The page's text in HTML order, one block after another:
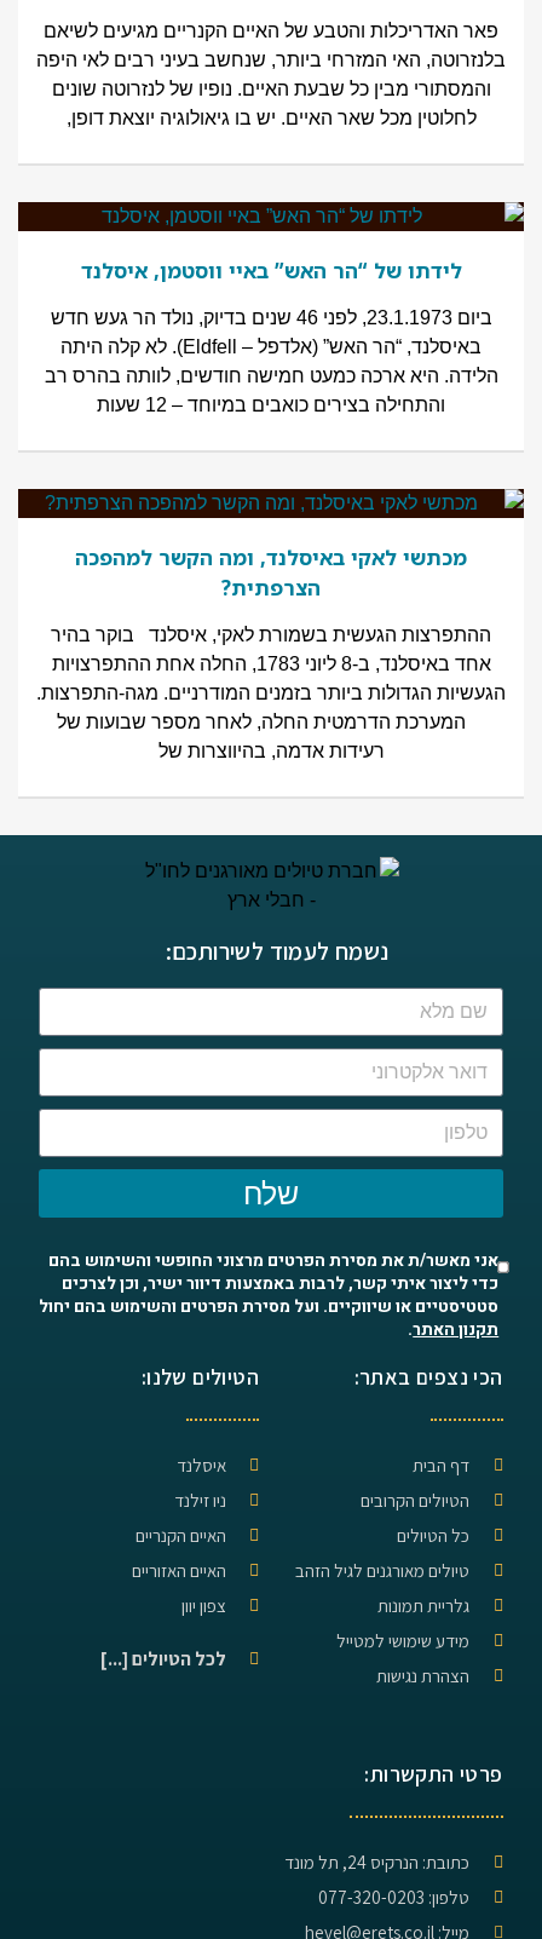
פאר האדריכלות והטבע של האיים הקנריים מגיעים לשיאם
בלנזרוטה, האי המזרחי ביותר, שנחשב בעיני רבים לאי היפה
והמסתורי מבין כל שבעת האיים. נופיו של לנזרוטה שונים
לחלוטין מכל שאר האיים. יש בו גיאולוגיה יוצאת דופן,
לידתו של “הר האש” באיי ווסטמן, איסלנד
ביום 23.1.1973, לפני 46 שנים בדיוק, נולד הר געש חדש
באיסלנד, “הר האש” (אלדפל – Eldfell). לא קלה היתה
הלידה. היא ארכה כמעט חמישה חודשים, לוותה בהרס רב
והתחילה בצירים כואבים במיוחד – 12 שעות
מכתשי לאקי באיסלנד, ומה הקשר למהפכה
הצרפתית?
ההתפרצות הגעשית בשמורת לאקי, איסלנד בוקר בהיר
אחד באיסלנד, ב-8 ליוני 1783, החלה אחת ההתפרצויות
הגעשיות הגדולות ביותר בזמנים המודרניים. מגה-התפרצות.
המערכת הדרמטית החלה, לאחר מספר שבועות של
רעידות אדמה, בהיווצרות של
נשמח לעמוד לשירותכם:
שלח
אני מאשר/ת את מסירת הפרטים מרצוני החופשי והשימוש בהם
כדי ליצור איתי קשר, לרבות באמצעות דיוור ישיר, וכן לצרכים
סטטיסטיים או שיווקיים. ועל מסירת הפרטים והשימוש בהם יחול
תקנון האתר.
הכי נצפים באתר:
דף הבית
הטיולים הקרובים
כל הטיולים
טיולים מאורגנים לגיל הזהב
גלריית תמונות
מידע שימושי למטייל
הצהרת נגישות
הטיולים שלנו:
איסלנד
ניו זילנד
האיים הקנריים
האיים האזוריים
צפון יוון
לכל הטיולים [...]
פרטי התקשרות:
כתובת: הנרקיס 24, תל מונד
טלפון: 077-320-0203
מייל: hevel@erets.co.il